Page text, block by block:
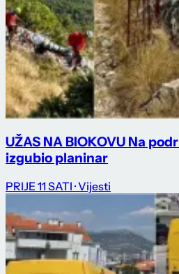
UŽAS NA BIOKOVU Na
izgubio planinar
PRIJE 11 SATI · Vijesti